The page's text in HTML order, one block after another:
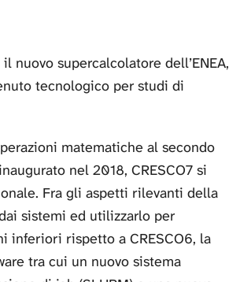
nuovo supercalcolatore dell’ENEA,
tecnologico per studi di
matematiche al secondo
nel 2018, CRESCO7 si
Fra gli aspetti rilevanti della
sistemi ed utilizzarlo per
inferiori rispetto a CRESCO6, la
tra cui un nuovo sistema